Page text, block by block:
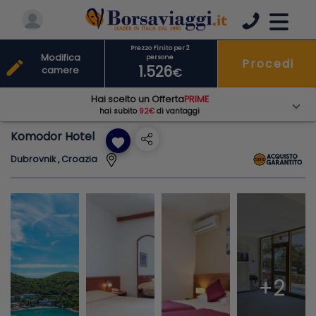
Komodor Hotel favorite
Dubrovnik , Croazia
+2
Prezzo Finito per 2
persone
1.526€
Procedi
edit
Modifica
camere
Hai scelto un OffertaPRIME
hai subito 92€ di vantaggi